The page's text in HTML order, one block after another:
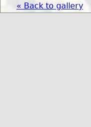
« Back to gallery